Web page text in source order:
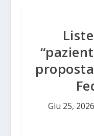
Giu 25, 2026